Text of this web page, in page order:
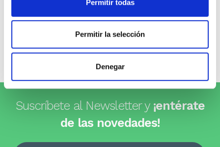
Permitir todas
Permitir la selección
Denegar
0
Suscríbete al Newsletter y ¡entérate
de las novedades!